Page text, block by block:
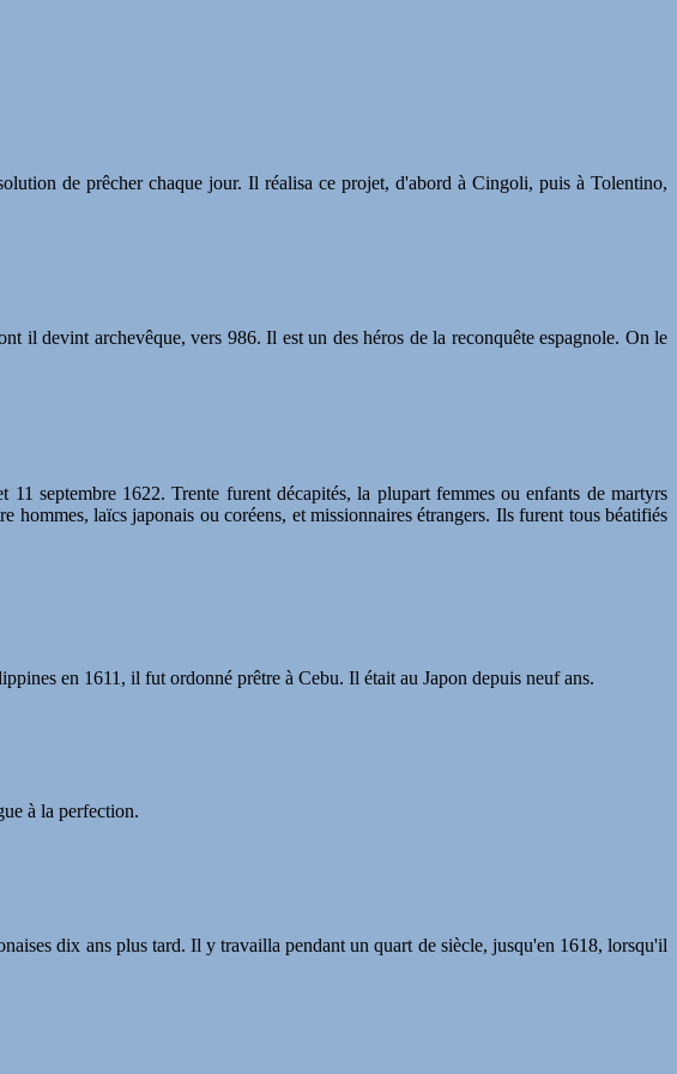
de prêcher chaque jour. Il réalisa ce projet, d'abord à Cingoli, puis à Tolentino,
il devint archevêque, vers 986. Il est un des héros de la reconquête espagnole. On le
septembre 1622. Trente furent décapités, la plupart femmes ou enfants de martyrs
laïcs japonais ou coréens, et missionnaires étrangers. Ils furent tous béatifiés
en 1611, il fut ordonné prêtre à Cebu. Il était au Japon depuis neuf ans.
à la perfection.
dix ans plus tard. Il y travailla pendant un quart de siècle, jusqu'en 1618, lorsqu'il